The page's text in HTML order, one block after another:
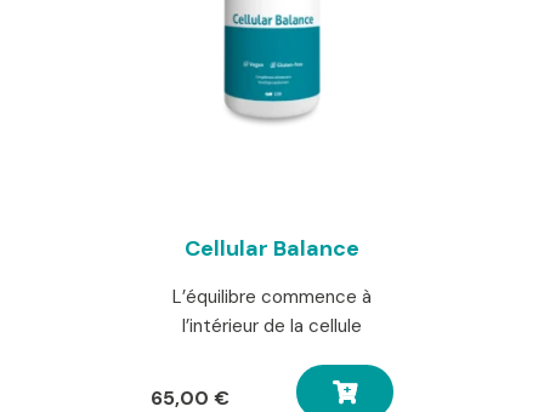
Cellular Balance
L’équilibre commence à
l’intérieur de la cellule
65,00 €